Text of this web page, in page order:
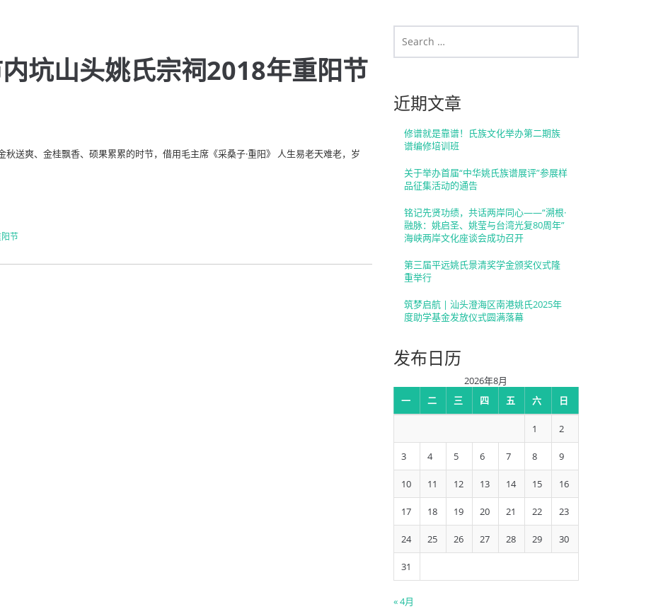
坑山头姚氏宗祠2018年重阳节
秋送爽、金桂飘香、硕果累累的时节，借用毛主席《采桑子·重阳》 人生易老天难老，岁
节
近期文章
修谱就是靠谱！氏族文化举办第二期族
谱编修培训班
关于举办首届“中华姚氏族谱展评”参展样
品征集活动的通告
铭记先贤功绩，共话两岸同心——“溯根·
融脉：姚启圣、姚莹与台湾光复80周年”
海峡两岸文化座谈会成功召开
第三届平远姚氏景清奖学金颁奖仪式隆
重举行
筑梦启航 | 汕头澄海区南港姚氏2025年
度助学基金发放仪式圆满落幕
发布日历
2026年8月
一
二 三 四 五 六 日
1 2
3 4 5 6 7 8 9
10 11 12 13 14 15 16
17 18 19 20 21 22 23
24 25 26 27 28 29 30
31
« 4月